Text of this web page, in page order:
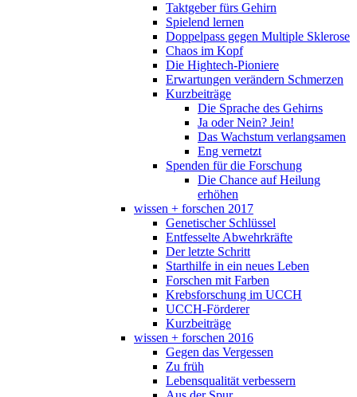
Taktgeber fürs Gehirn
Spielend lernen
Doppelpass gegen Multiple Sklerose
Chaos im Kopf
Die Hightech-Pioniere
Erwartungen verändern Schmerzen
Kurzbeiträge
Die Sprache des Gehirns
Ja oder Nein? Jein!
Das Wachstum verlangsamen
Eng vernetzt
Spenden für die Forschung
Die Chance auf Heilung
erhöhen
wissen + forschen 2017
Genetischer Schlüssel
Entfesselte Abwehrkräfte
Der letzte Schritt
Starthilfe in ein neues Leben
Forschen mit Farben
Krebsforschung im UCCH
UCCH-Förderer
Kurzbeiträge
wissen + forschen 2016
Gegen das Vergessen
Zu früh
Lebensqualität verbessern